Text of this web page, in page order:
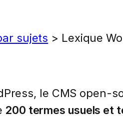
sujets > Lexique
le CMS open-
200 termes usuels et